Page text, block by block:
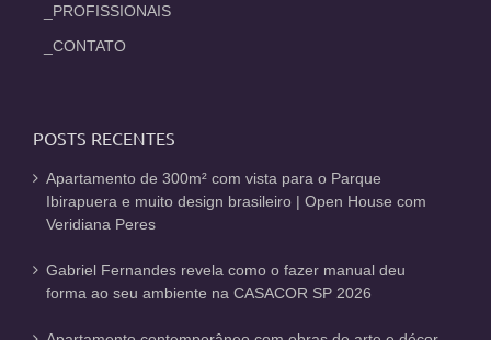
_PROFISSIONAIS
_CONTATO
POSTS RECENTES
Apartamento de 300m² com vista para o Parque
Ibirapuera e muito design brasileiro | Open House com
Veridiana Peres
Gabriel Fernandes revela como o fazer manual deu
forma ao seu ambiente na CASACOR SP 2026